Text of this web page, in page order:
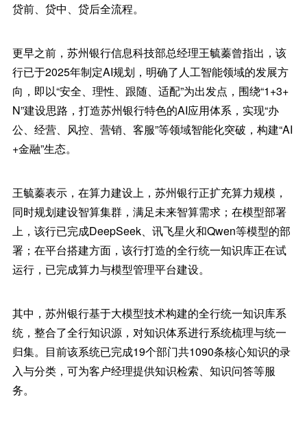
贷前、贷中、贷后全流程。
更早之前，苏州银行信息科技部总经理王毓蓁曾指出，该
行已于2025年制定AI规划，明确了人工智能领域的发展方
向，即以“安全、理性、跟随、适配”为出发点，围绕“1+3+
N”建设思路，打造苏州银行特色的AI应用体系，实现“办
公、经营、风控、营销、客服”等领域智能化突破，构建“AI
+金融”生态。
王毓蓁表示，在算力建设上，苏州银行正扩充算力规模，
同时规划建设智算集群，满足未来智算需求；在模型部署
上，该行已完成DeepSeek、讯飞星火和Qwen等模型的部
署；在平台搭建方面，该行打造的全行统一知识库正在试
运行，已完成算力与模型管理平台建设。
其中，苏州银行基于大模型技术构建的全行统一知识库系
统，整合了全行知识源，对知识体系进行系统梳理与统一
归集。目前该系统已完成19个部门共1090条核心知识的录
入与分类，可为客户经理提供知识检索、知识问答等服
务。